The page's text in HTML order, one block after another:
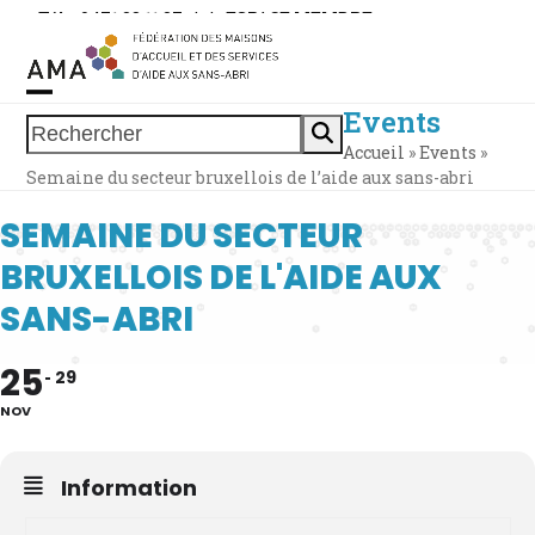
Skip
content
Tél. : 0471 38 11 37 | | ESPACE MEMBRE
Rechercher
Open
mobile
Close
mobile
Events
Accueil »Events »
Semaine du secteur bruxellois de l’aide aux sans-abri
SEMAINE DU SECTEUR
BRUXELLOIS DE L'AIDE AUX
SANS-ABRI
25
NOV
29
Information